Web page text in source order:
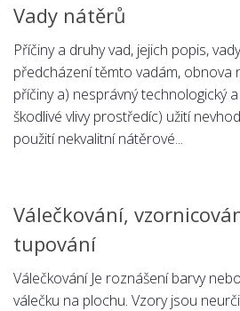
Vady nátěrů
Příčiny a druhy vad, jejich popis,
předcházení těmto vadám, obnova
příčiny a) nesprávný technologický
škodlivé vlivy prostředíc) užití
použití nekvalitní nátěrové...
Válečkování,
tupování
Válečkování Je roznášení barvy
válečku na plochu. Vzory jsou